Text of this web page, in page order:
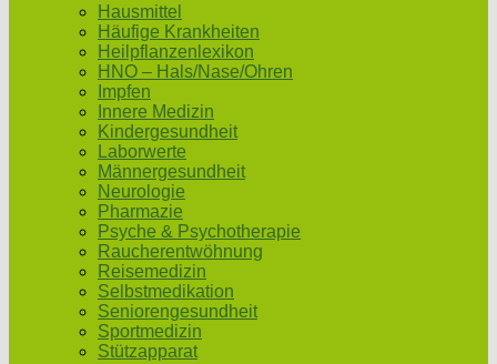
Hausmittel
Häufige Krankheiten
Heilpflanzenlexikon
HNO – Hals/Nase/Ohren
Impfen
Innere Medizin
Kindergesundheit
Laborwerte
Männergesundheit
Neurologie
Pharmazie
Psyche & Psychotherapie
Raucherentwöhnung
Reisemedizin
Selbstmedikation
Seniorengesundheit
Sportmedizin
Stützapparat